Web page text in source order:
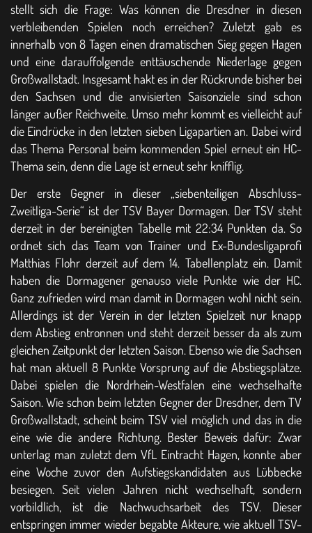
stellt sich die Frage: Was können die Dresdner in diesen
verbleibenden Spielen noch erreichen? Zuletzt gab es
innerhalb von 8 Tagen einen dramatischen Sieg gegen Hagen
und eine darauffolgende enttäuschende Niederlage gegen
Großwallstadt. Insgesamt hakt es in der Rückrunde bisher bei
den Sachsen und die anvisierten Saisonziele sind schon
länger außer Reichweite. Umso mehr kommt es vielleicht auf
die Eindrücke in den letzten sieben Ligapartien an. Dabei wird
das Thema Personal beim kommenden Spiel erneut ein HC-
Thema sein, denn die Lage ist erneut sehr knifflig.
Der erste Gegner in dieser „siebenteiligen Abschluss-
Zweitliga-Serie“ ist der TSV Bayer Dormagen. Der TSV steht
derzeit in der bereinigten Tabelle mit 22:34 Punkten da. So
ordnet sich das Team von Trainer und Ex-Bundesligaprofi
Matthias Flohr derzeit auf dem 14. Tabellenplatz ein. Damit
haben die Dormagener genauso viele Punkte wie der HC.
Ganz zufrieden wird man damit in Dormagen wohl nicht sein.
Allerdings ist der Verein in der letzten Spielzeit nur knapp
dem Abstieg entronnen und steht derzeit besser da als zum
gleichen Zeitpunkt der letzten Saison. Ebenso wie die Sachsen
hat man aktuell 8 Punkte Vorsprung auf die Abstiegsplätze.
Dabei spielen die Nordrhein-Westfalen eine wechselhafte
Saison. Wie schon beim letzten Gegner der Dresdner, dem TV
Großwallstadt, scheint beim TSV viel möglich und das in die
eine wie die andere Richtung. Bester Beweis dafür: Zwar
unterlag man zuletzt dem VfL Eintracht Hagen, konnte aber
eine Woche zuvor den Aufstiegskandidaten aus Lübbecke
besiegen. Seit vielen Jahren nicht wechselhaft, sondern
vorbildlich, ist die Nachwuchsarbeit des TSV. Dieser
entspringen immer wieder begabte Akteure, wie aktuell TSV-